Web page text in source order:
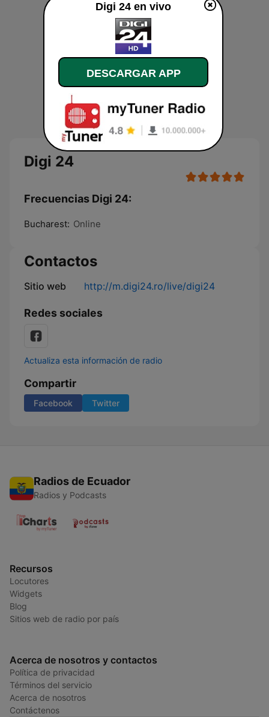
Digi 24
Frecuencias Digi 24:
Bucharest: Online
Contactos
Sitio web http://m.digi24.ro/live/digi24
Redes sociales
Actualiza esta información de radio
Compartir
Facebook Twitter
Radios de Ecuador
Radios y Podcasts
Recursos
Locutores
Widgets
Blog
Sitios web de radio por país
Acerca de nosotros y contactos
Política de privacidad
Términos del servicio
Acerca de nosotros
Contáctenos
Digi 24 en vivo
DESCARGAR APP